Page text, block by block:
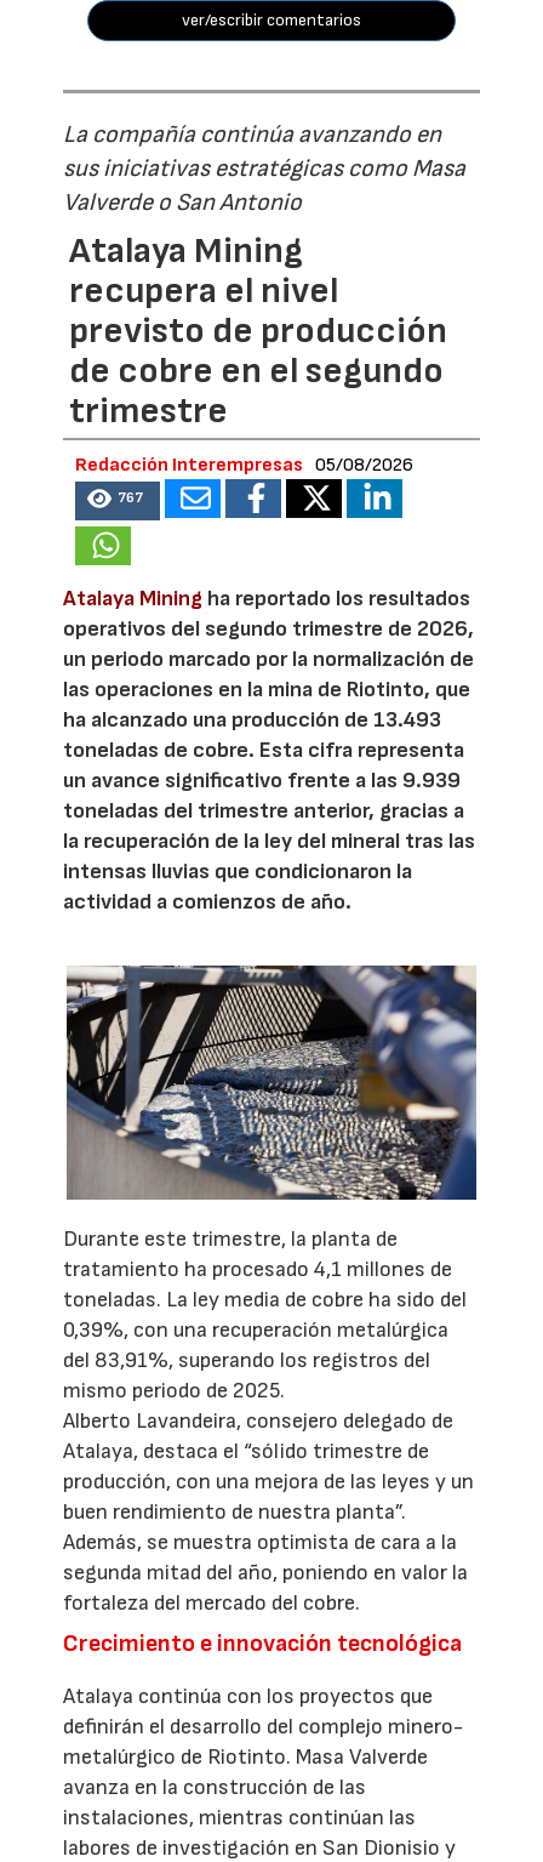
ver/escribir comentarios
La compañía continúa avanzando en
sus iniciativas estratégicas como Masa
Valverde o San Antonio
Atalaya Mining
recupera el nivel
previsto de producción
de cobre en el segundo
trimestre
Redacción Interempresas 05/08/2026
767
Atalaya Mining ha reportado los resultados
operativos del segundo trimestre de 2026,
un periodo marcado por la normalización de
las operaciones en la mina de Riotinto, que
ha alcanzado una producción de 13.493
toneladas de cobre. Esta cifra representa
un avance significativo frente a las 9.939
toneladas del trimestre anterior, gracias a
la recuperación de la ley del mineral tras las
intensas lluvias que condicionaron la
actividad a comienzos de año.
Durante este trimestre, la planta de
tratamiento ha procesado 4,1 millones de
toneladas. La ley media de cobre ha sido del
0,39%, con una recuperación metalúrgica
del 83,91%, superando los registros del
mismo periodo de 2025.
Alberto Lavandeira, consejero delegado de
Atalaya, destaca el “sólido trimestre de
producción, con una mejora de las leyes y un
buen rendimiento de nuestra planta”.
Además, se muestra optimista de cara a la
segunda mitad del año, poniendo en valor la
fortaleza del mercado del cobre.
Crecimiento e innovación tecnológica
Atalaya continúa con los proyectos que
definirán el desarrollo del complejo minero-
metalúrgico de Riotinto. Masa Valverde
avanza en la construcción de las
instalaciones, mientras continúan las
labores de investigación en San Dionisio y